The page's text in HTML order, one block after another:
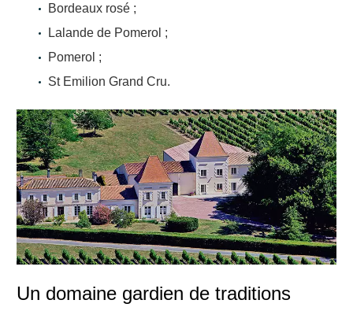
Bordeaux rosé ;
Lalande de Pomerol ;
Pomerol ;
St Emilion Grand Cru.
Un domaine gardien de traditions